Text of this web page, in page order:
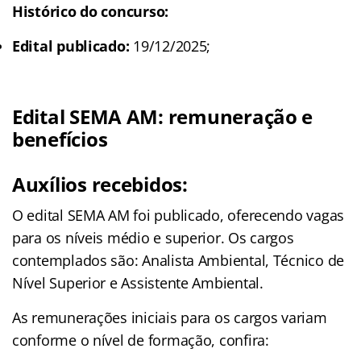
Histórico do concurso:
Edital publicado: 19/12/2025;
Edital SEMA AM: remuneração e
benefícios
Auxílios recebidos:
O edital SEMA AM foi publicado, oferecendo vagas
para os níveis médio e superior. Os cargos
contemplados são: Analista Ambiental, Técnico de
Nível Superior e Assistente Ambiental.
As remunerações iniciais para os cargos variam
conforme o nível de formação, confira: